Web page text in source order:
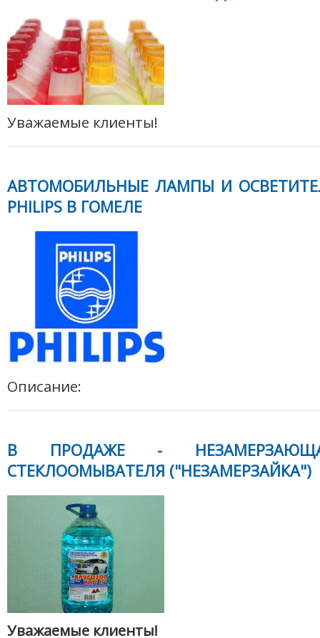
Уважаемые клиенты!
АВТОМОБИЛЬНЫЕ ЛАМПЫ И
PHILIPS В ГОМЕЛЕ
Описание:
В ПРОДАЖЕ -
СТЕКЛООМЫВАТЕЛЯ ("НЕЗАМЕРЗАЙКА")
Уважаемые клиенты!